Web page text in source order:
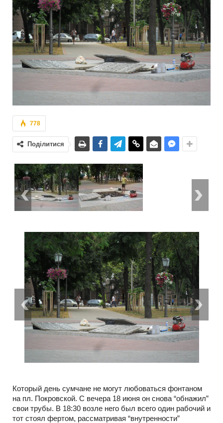
778
Поділитися
Который день сумчане не могут любоваться фонтаном
на пл. Покровской. С вечера 18 июня он снова “обнажил”
свои трубы. В 18:30 возле него был всего один рабочий и
тот стоял фертом, рассматривая “внутренности”